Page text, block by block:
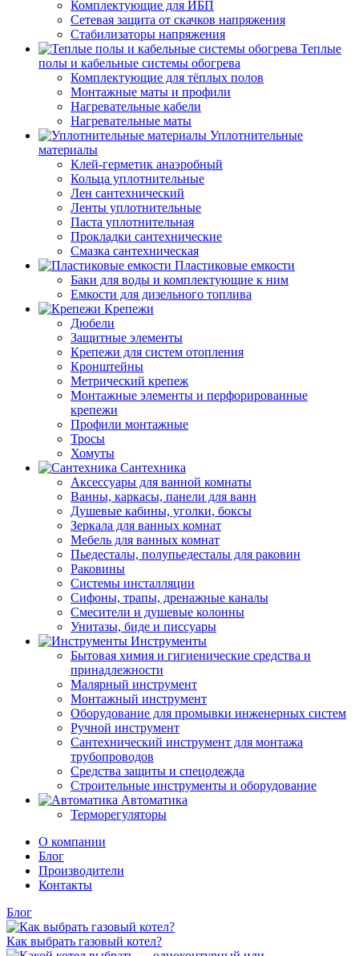
Комплектующие для ИБП
Сетевая защита от скачков напряжения
Стабилизаторы напряжения
Теплые
полы и кабельные системы обогрева
Комплектующие для тёплых полов
Монтажные маты и профили
Нагревательные кабели
Нагревательные маты
Уплотнительные
материалы
Клей-герметик анаэробный
Кольца уплотнительные
Лен сантехнический
Ленты уплотнительные
Паста уплотнительная
Прокладки сантехнические
Смазка сантехническая
Пластиковые емкости
Баки для воды и комплектующие к ним
Емкости для дизельного топлива
Крепежи
Дюбели
Защитные элементы
Крепежи для систем отопления
Кронштейны
Метрический крепеж
Монтажные элементы и перфорированные
крепежи
Профили монтажные
Тросы
Хомуты
Сантехника
Аксессуары для ванной комнаты
Ванны, каркасы, панели для ванн
Душевые кабины, уголки, боксы
Зеркала для ванных комнат
Мебель для ванных комнат
Пьедесталы, полупьедесталы для раковин
Раковины
Системы инсталляции
Сифоны, трапы, дренажные каналы
Смесители и душевые колонны
Унитазы, биде и писсуары
Инструменты
Бытовая химия и гигиенические средства и
принадлежности
Малярный инструмент
Монтажный инструмент
Оборудование для промывки инженерных систем
Ручной инструмент
Сантехнический инструмент для монтажа
трубопроводов
Средства защиты и спецодежда
Строительные инструменты и оборудование
Автоматика
Терморегуляторы
О компании
Блог
Производители
Контакты
Блог
Как выбрать газовый котел?